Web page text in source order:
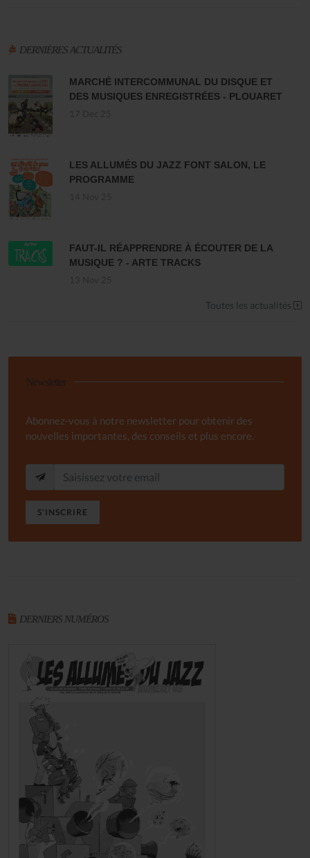
DERNIÈRES ACTUALITÉS
MARCHÉ INTERCOMMUNAL DU DISQUE ET
DES MUSIQUES ENREGISTRÉES - PLOUARET
LES ALLUMÉS DU JAZZ FONT SALON, LE
PROGRAMME
FAUT-IL RÉAPPRENDRE À ÉCOUTER DE LA
MUSIQUE ? - ARTE TRACKS
Toutes les actualités
Newsletter
Abonnez-vous à notre newsletter pour obtenir des
nouvelles importantes, des conseils et plus encore.
S'INSCRIRE
DERNIERS NUMÉROS